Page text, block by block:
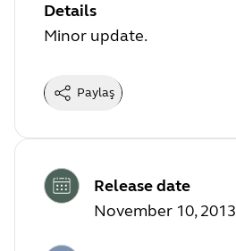
Details
Minor update.
Paylaş
Release date
November 10, 2013